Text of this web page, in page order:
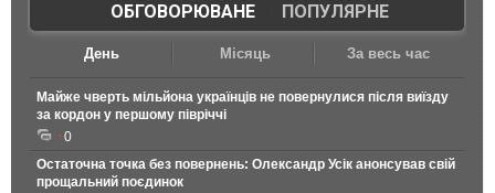
ОБГОВОРЮВАНЕ| ПОПУЛЯРНЕ
День Місяць За весь час
Майже чверть мільйона українців не повернулися після виїзду
за кордон у першому півріччі
0
Остаточна точка без повернень: Олександр Усік анонсував свій
прощальний поєдинок